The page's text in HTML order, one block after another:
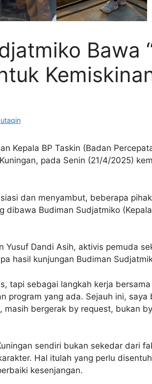
Bawa
Kepala BP Taskin (Badan
pada Senin (21/4/2025)
dan menyambut, beberapa
dibawa Budiman Sudjatmiko
Yusuf Dandi Asih, aktivis pemuda
hasil kunjungan Budiman
tapi sebagai langkah kerja
program yang ada. Sejauh ini, saya
bergerak by request, bukan
sendiri bukan sekedar dari
Hal itulah yang perlu
kesenjangan.